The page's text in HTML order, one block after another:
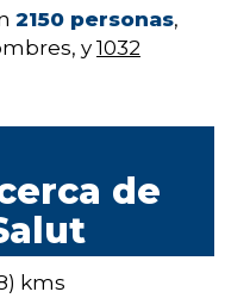
2150 personas,
y 1032
de
kms